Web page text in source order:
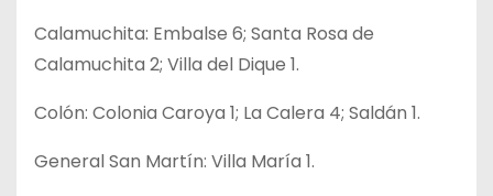
Calamuchita: Embalse 6; Santa Rosa de
Calamuchita 2; Villa del Dique 1.
Colón: Colonia Caroya 1; La Calera 4; Saldán 1.
General San Martín: Villa María 1.